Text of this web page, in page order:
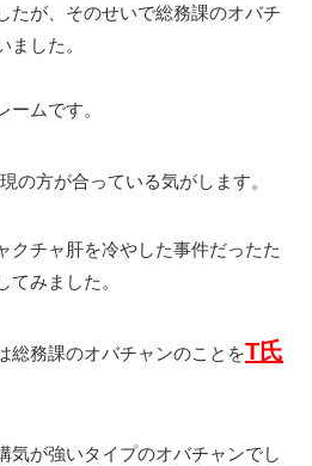
たが、そのせいで総務課のオバチ
ました。
ームです。
の方が合っている気がします。
クチャ肝を冷やした事件だったた
みました。
総務課のオバチャンのことをT氏
気が強いタイプのオバチャンでし